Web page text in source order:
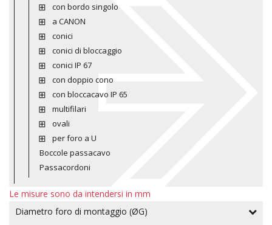
con bordo singolo
a CANON
conici
conici di bloccaggio
conici IP 67
con doppio cono
con bloccacavo IP 65
multifilari
ovali
per foro a U
Boccole passacavo
Passacordoni
Le misure sono da intendersi in mm
Diametro foro di montaggio (ØG)